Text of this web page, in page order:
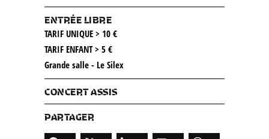
ENTRÉE LIBRE
TARIF UNIQUE > 10 €
TARIF ENFANT > 5 €
Grande salle - Le Silex
CONCERT ASSIS
PARTAGER